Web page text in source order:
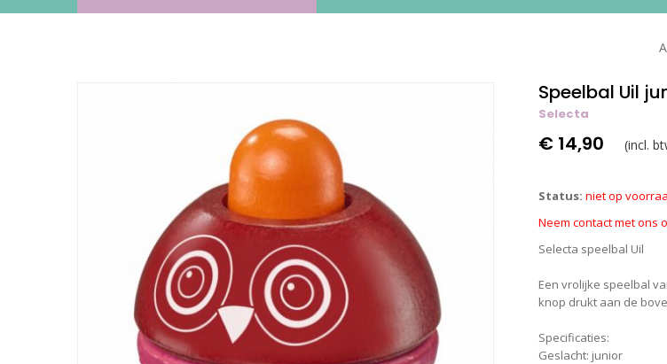
Speelbal Uil
Selecta
€ 14,90 (incl.
Status: niet op
Neem contact met ons
Selecta speelbal Uil
Een vrolijke speelbal
knop drukt aan de
Specificaties:
Geslacht: junior